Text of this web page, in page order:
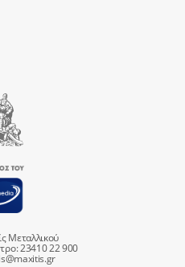
Μεταλλικού
23410 22 900